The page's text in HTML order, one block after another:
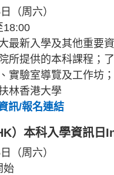
（周六）
18:00
最新入學及其他重要
所提供的本科課程；
實驗室導覽及工作坊
林香港大學
訊/報名連結
）本科入學資訊日
（周六）
始